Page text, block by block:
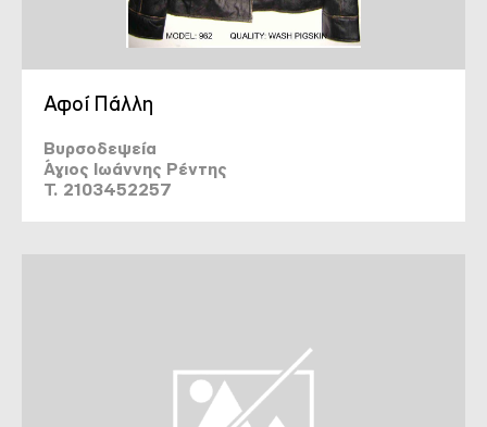
Αφοί Πάλλη
Βυρσοδεψεία
Άγιος Ιωάννης Ρέντης
T. 2103452257